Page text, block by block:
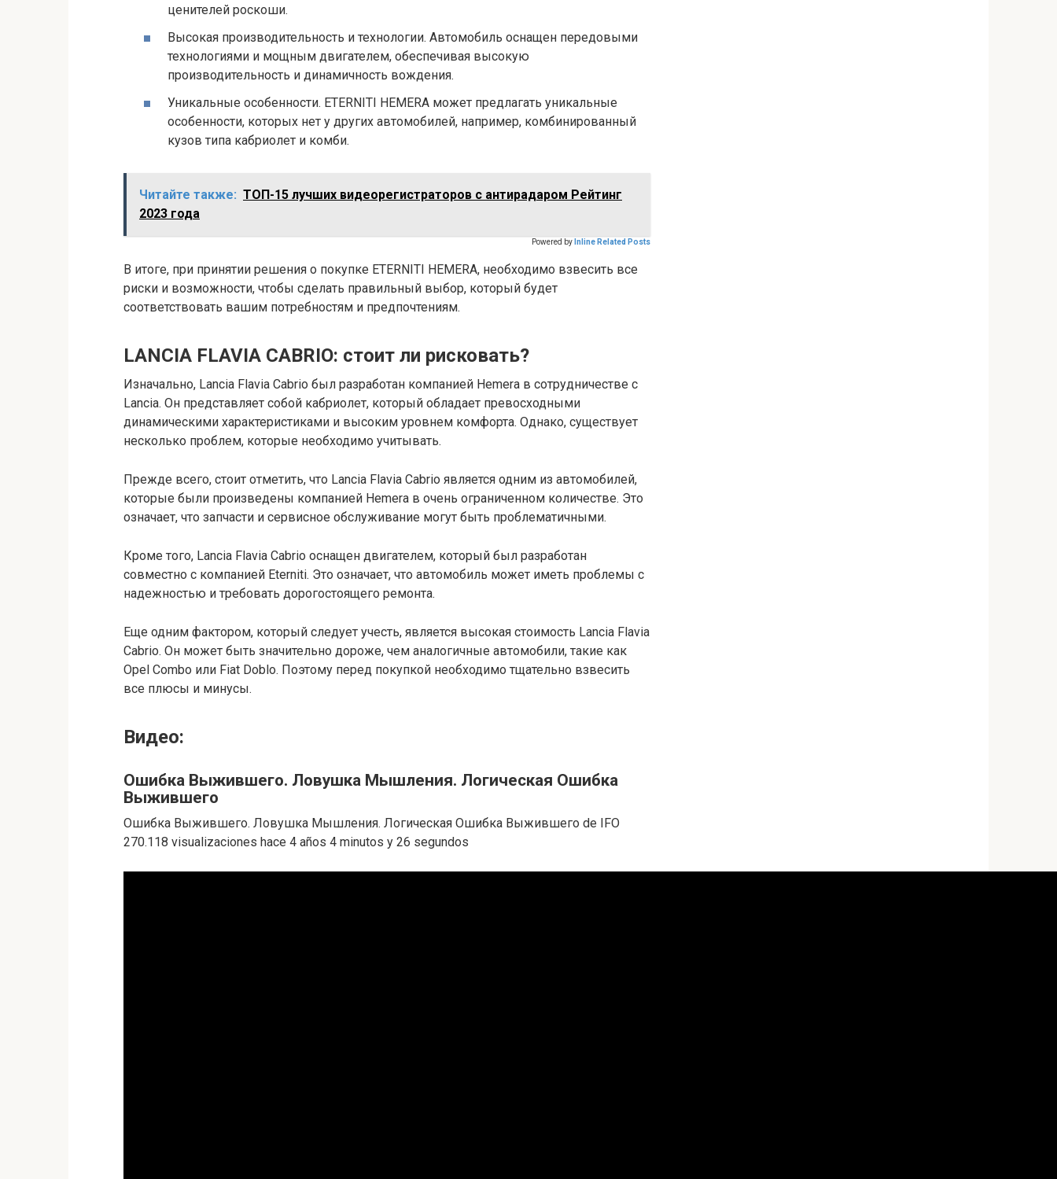
ценителей роскоши.
Высокая производительность и технологии. Автомобиль оснащен передовыми
технологиями и мощным двигателем, обеспечивая высокую
производительность и динамичность вождения.
Уникальные особенности. ETERNITI HEMERA может предлагать уникальные
особенности, которых нет у других автомобилей, например, комбинированный
кузов типа кабриолет и комби.
Читайте также: ТОП-15 лучших видеорегистраторов с антирадаром Рейтинг
2023 года
Powered by Inline Related Posts
В итоге, при принятии решения о покупке ETERNITI HEMERA, необходимо взвесить все
риски и возможности, чтобы сделать правильный выбор, который будет
соответствовать вашим потребностям и предпочтениям.
LANCIA FLAVIA CABRIO: стоит ли рисковать?
Изначально, Lancia Flavia Cabrio был разработан компанией Hemera в сотрудничестве с
Lancia. Он представляет собой кабриолет, который обладает превосходными
динамическими характеристиками и высоким уровнем комфорта. Однако, существует
несколько проблем, которые необходимо учитывать.
Прежде всего, стоит отметить, что Lancia Flavia Cabrio является одним из автомобилей,
которые были произведены компанией Hemera в очень ограниченном количестве. Это
означает, что запчасти и сервисное обслуживание могут быть проблематичными.
Кроме того, Lancia Flavia Cabrio оснащен двигателем, который был разработан
совместно с компанией Eterniti. Это означает, что автомобиль может иметь проблемы с
надежностью и требовать дорогостоящего ремонта.
Еще одним фактором, который следует учесть, является высокая стоимость Lancia Flavia
Cabrio. Он может быть значительно дороже, чем аналогичные автомобили, такие как
Opel Combo или Fiat Doblo. Поэтому перед покупкой необходимо тщательно взвесить
все плюсы и минусы.
Видео:
Ошибка Выжившего. Ловушка Мышления. Логическая Ошибка
Выжившего
Ошибка Выжившего. Ловушка Мышления. Логическая Ошибка Выжившего de IFO
270.118 visualizaciones hace 4 años 4 minutos y 26 segundos